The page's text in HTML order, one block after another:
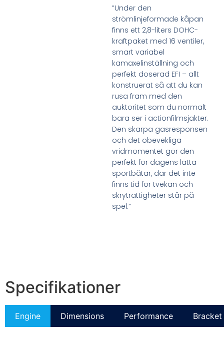
”Under den
strömlinjeformade kåpan
finns ett 2,8-liters DOHC-
kraftpaket med 16 ventiler,
smart variabel
kamaxelinställning och
perfekt doserad EFI – allt
konstruerat så att du kan
rusa fram med den
auktoritet som du normalt
bara ser i actionfilmsjakter.
Den skarpa gasresponsen
och det obevekliga
vridmomentet gör den
perfekt för dagens lätta
sportbåtar, där det inte
finns tid för tvekan och
skryträttigheter står på
spel.”
Specifikationer
Engine Dimensions Performance